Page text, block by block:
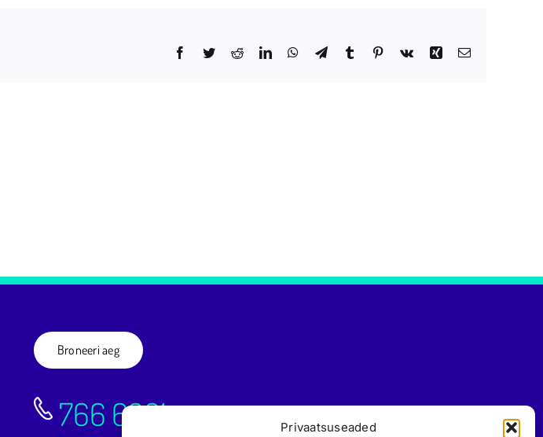
Privaatsuseaded
Facebook
TwitterRedditLinkedInWhatsApp
TelegramTumblr Pinterest
Vk Xing Email
Broneeri aeg
766 6661